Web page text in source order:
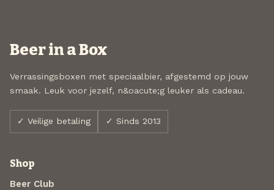
Beer in a Box
Verrassingsboxen met speciaalbier, afgestemd op jouw
smaak. Leuk voor jezelf, n&oacute;g leuker als cadeau.
✓ Veilige betaling ✓ Sinds 2013
Shop
Beer Club